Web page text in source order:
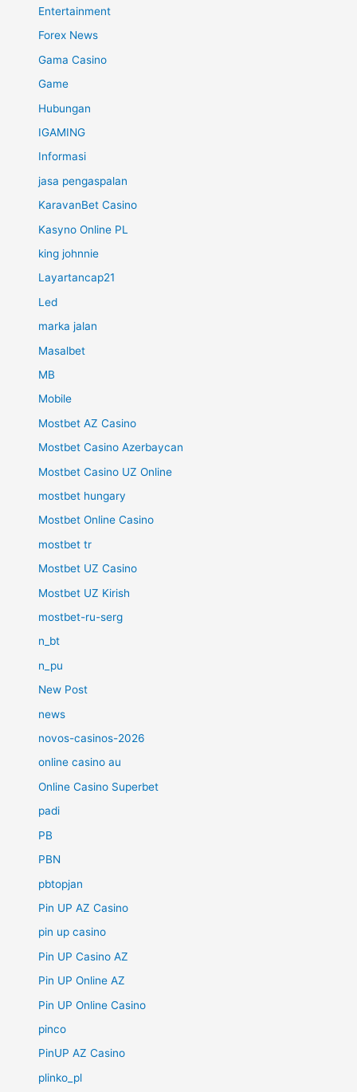
Entertainment
Forex News
Gama Casino
Game
Hubungan
IGAMING
Informasi
jasa pengaspalan
KaravanBet Casino
Kasyno Online PL
king johnnie
Layartancap21
Led
marka jalan
Masalbet
MB
Mobile
Mostbet AZ Casino
Mostbet Casino Azerbaycan
Mostbet Casino UZ Online
mostbet hungary
Mostbet Online Casino
mostbet tr
Mostbet UZ Casino
Mostbet UZ Kirish
mostbet-ru-serg
n_bt
n_pu
New Post
news
novos-casinos-2026
online casino au
Online Casino Superbet
padi
PB
PBN
pbtopjan
Pin UP AZ Casino
pin up casino
Pin UP Casino AZ
Pin UP Online AZ
Pin UP Online Casino
pinco
PinUP AZ Casino
plinko_pl